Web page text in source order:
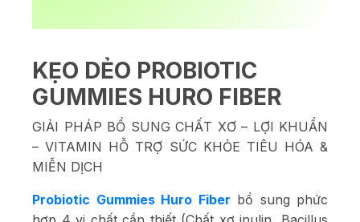
KẸO DẺO PROBIOTIC
GUMMIES HURO FIBER
GIẢI PHÁP BỔ SUNG CHẤT XƠ – LỢI KHUẨN
– VITAMIN HỖ TRỢ SỨC KHỎE TIÊU HÓA &
MIỄN DỊCH
Probiotic Gummies Huro Fiber bổ sung phức